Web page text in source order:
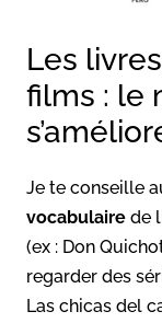
Les
films : le
Je te conseille
vocabulaire de
(ex : Don
regarder des
Las chicas del